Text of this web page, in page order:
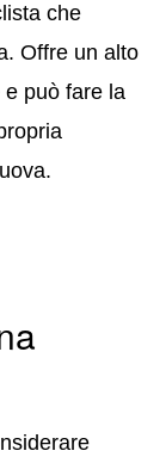
che
Offre un alto
e può fare la